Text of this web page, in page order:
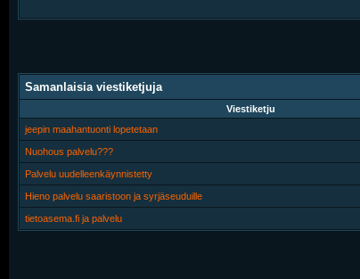
Samanlaisia viestiketjuja
Viestiketju
jeepin maahantuonti lopetetaan
Nuohous palvelu???
Palvelu uudelleenkäynnistetty
Hieno palvelu saaristoon ja syrjäseuduille
tietoasema.fi ja palvelu